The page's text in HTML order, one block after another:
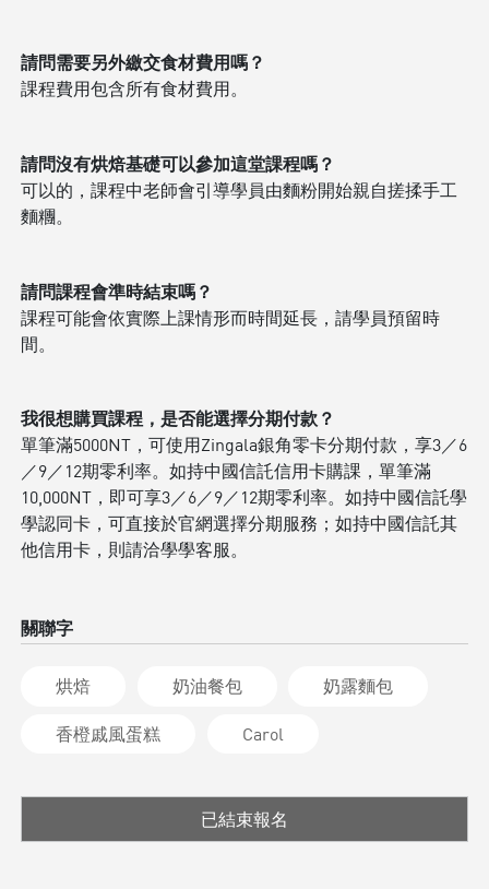
請問需要另外繳交食材費用嗎？
課程費用包含所有食材費用。
請問沒有烘焙基礎可以參加這堂課程嗎？
可以的，課程中老師會引導學員由麵粉開始親自搓揉手工
麵糰。
請問課程會準時結束嗎？
課程可能會依實際上課情形而時間延長，請學員預留時
間。
我很想購買課程，是否能選擇分期付款？
單筆滿5000NT，可使用Zingala銀角零卡分期付款，享3／6
／9／12期零利率。如持中國信託信用卡購課，單筆滿
10,000NT，即可享3／6／9／12期零利率。如持中國信託學
學認同卡，可直接於官網選擇分期服務；如持中國信託其
他信用卡，則請洽學學客服。
關聯字
烘焙 奶油餐包 奶露麵包
香橙戚風蛋糕 Carol
已結束報名